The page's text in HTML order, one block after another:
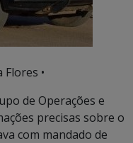
Flores •
de Operações e
precisas sobre o
com mandado de